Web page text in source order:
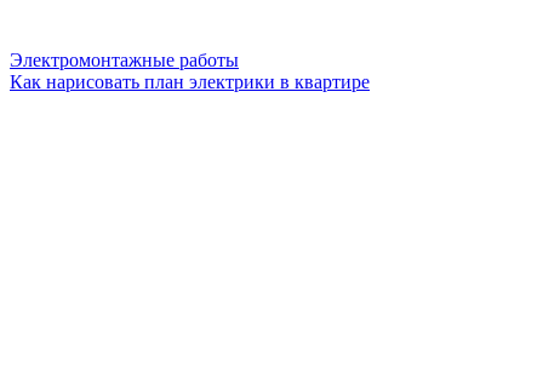
Электромонтажные работы
Как нарисовать план электрики в квартире